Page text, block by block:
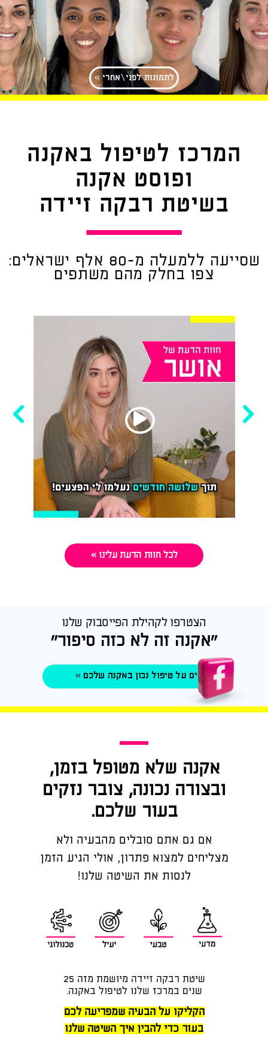
לתמונות לפני\אחרי »
המרכז לטיפול באקנה
ופוסט אקנה
בשיטת רבקה זיידה
שסייעה ללמעלה מ-80 אלף ישראלים:
צפו בחלק מהם משתפים
לכל חוות הדעת עלינו »
הצטרפו לקהילת הפייסבוק שלנו
“אקנה זה לא כזה סיפור”
לטיפים על טיפול נכון באקנה שלכם »
אקנה שלא מטופל בזמן,
ובצורה נכונה, צובר נזקים
בעור שלכם.
אם גם אתם סובלים מהבעיה ולא
מצליחים למצוא פתרון, אולי הגיע הזמן
לנסות את השיטה שלנו!
שיטת רבקה זיידה מיושמת מזה 25
שנים במרכז שלנו לטיפול באקנה.
הקליקו על הבעיה שמפריעה לכם
בעור כדי להבין איך השיטה שלנו